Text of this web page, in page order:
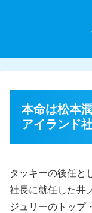
本命は松本
アイランド
タッキーの後任と
社長に就任した井
ジュリーのトップ